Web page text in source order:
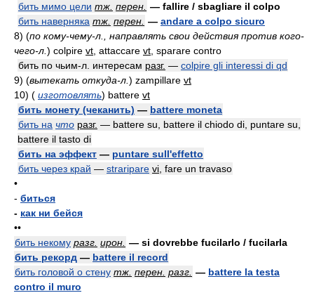
бить мимо цели тж. перен. — fallire / sbagliare il colpo
бить наверняка тж. перен. — andare a colpo sicuro
8) (по кому-чему-л., направлять свои действия против кого-
чего-л. ) colpire vt , attaccare vt , sparare contro
бить по чьим-л. интересам разг. — colpire gli interessi di qd
9) (вытекать откуда-л. ) zampillare vt
10) ( изготовлять) battere vt
бить монету (чеканить) — battere moneta
бить на что разг. — battere su, battere il chiodo di, puntare su,
battere il tasto di
бить на эффект — puntare sull'effetto
бить через край — straripare vi , fare un travaso
•
- биться
- как ни бейся
••
бить некому разг. ирон. — si dovrebbe fucilarlo / fucilarla
бить рекорд — battere il record
бить головой о стену тж. перен. разг. — battere la testa
contro il muro